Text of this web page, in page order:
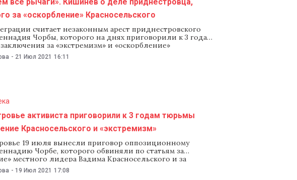
за «оскорбление» Красносельского
считает незаконным арест приднестровского
Чорбы, которого на днях приговорили к 3 годам
за «экстремизм» и «оскорбление»
лидера Вадима Красносельского. В Бюро
что уже обратились по этому делу в
- 21 Июл 2021 16:11
активиста приговорили к 3 годам тюрьмы
Красносельского и «экстремизм»
19 июля вынесли приговор оппозиционному
Чорбе, которого обвиняли по статьям за
местного лидера Вадима Красносельского и за
Как стало известно NM, ему дали 3 года и 3 месяца
Приговор вынес Рыбницкий суд на заседании 19
- 19 Июл 2021 17:08